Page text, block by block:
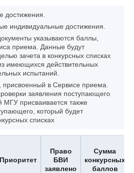
достижения.
индивидуальные достижения.
указываются баллы,
приема. Данные будут
зачета в конкурсных списках
имеющихся действительных
испытаний.
присвоенный в Сервисе приема.
заявления поступающего
МГУ присваивается также
который будет
списках
Приоритет
Право
БВИ
заявлено
Сумма
конкурсных
баллов